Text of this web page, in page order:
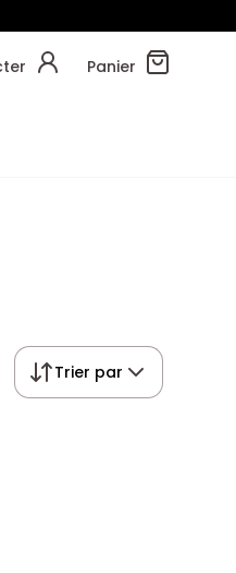
Panier
Trier par